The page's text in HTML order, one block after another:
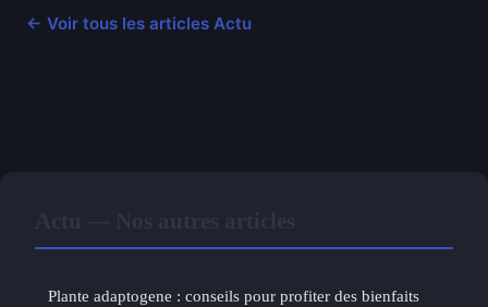
← Voir tous les articles Actu
Plante adaptogene : conseils pour profiter des bienfaits